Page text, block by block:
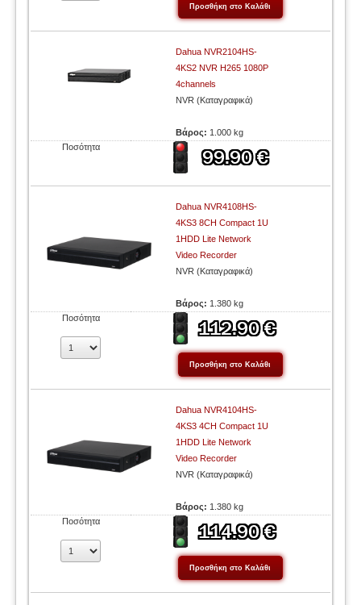
Dahua NVR2104HS-
4KS2 NVR H265 1080P
4channels
NVR (Καταγραφικά)
Βάρος: 1.000 kg
Ποσότητα
Dahua NVR4108HS-
4KS3 8CH Compact 1U
1HDD Lite Network
Video Recorder
NVR (Καταγραφικά)
Βάρος: 1.380 kg
Ποσότητα
Dahua NVR4104HS-
4KS3 4CH Compact 1U
1HDD Lite Network
Video Recorder
NVR (Καταγραφικά)
Βάρος: 1.380 kg
Ποσότητα